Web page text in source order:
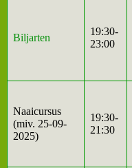
Biljarten
19:30-
23:00
Naaicursus
(miv. 25-09-
2025)
19:30-
21:30